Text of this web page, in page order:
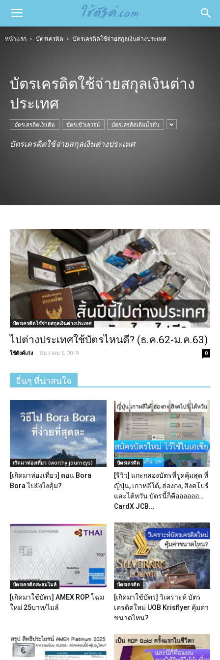
หน้าแรก บัตรเครดิต บัตรเครดิตใช้จ่ายสกุลเงินต่างประเทศ
บัตรเครดิตใช้จ่ายสกุลเงินต่าง
ประเทศ
บัตรเครดิตเงินคืน บัตรเข้าเลาจน์ บัตรเครดิตเติมน้ำมัน
บัตรเครดิตใช้จ่ายสกุลเงินต่างประเทศ
บัตรเครดิตใช้จ่ายสกุลเงินต่างประเทศ
ไปต่างประเทศใช้บัตรไหนดี? (ธ.ค.62-ม.ค.63)
ใช้ตังค์เก่ง - ธันวาคม 6, 2019 0
อื่นๆ ที่น่าสนใจ
เกิดมาท่องเที่ยว (worthy.journeys)
[เกิดมาท่องเที่ยว] ตอน Bora
Bora ไปยังไงคุ้ม?
บัตรเครดิต
[รีวิว] แกะกล่องบัตรที่รูดคุ้มสุด ที่
ญี่ปุ่น, เกาหลีใต้, ฮ่องกง, สิงคโปร์
และไต้หวัน บัตรนี้ก็คืออออออ…
CardX JCB...
บัตรเครดิตสะสมไมล์
[เกิดมาใช้บัตร] AMEX ROP โฉม
ใหม่ 25บาท/ไมล์
บัตรเครดิต
[เกิดมาใช้บัตร] วิเคราะห์ บัตร
เครดิตใหม่ UOB Krisflyer คุ้มค่า
ขนาดไหน?